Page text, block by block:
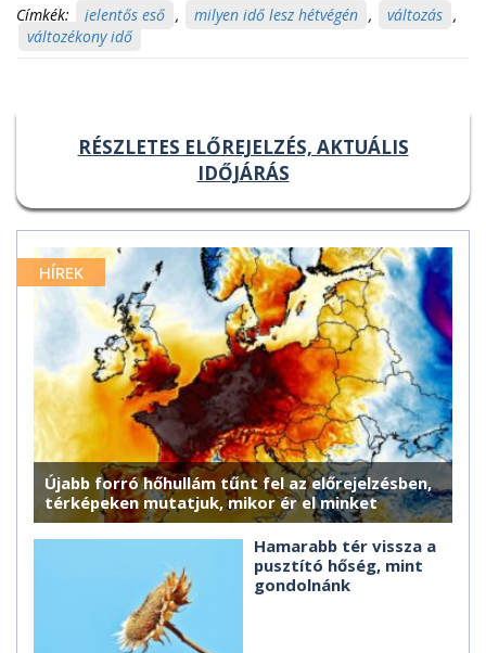
Címkék: jelentős eső , milyen idő lesz hétvégén , változás ,
változékony idő
RÉSZLETES ELŐREJELZÉS, AKTUÁLIS
IDŐJÁRÁS
HÍREK
Újabb forró hőhullám tűnt fel az előrejelzésben,
térképeken mutatjuk, mikor ér el minket
Hamarabb tér vissza a
pusztító hőség, mint
gondolnánk